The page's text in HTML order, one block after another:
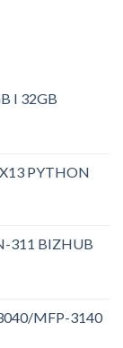
I 32GB
PYTHON
311 BIZHUB
MFP-3140